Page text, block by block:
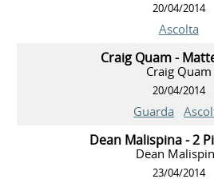
20/04/2014
Ascolta
Craig Quam -
Craig Quam
20/04/2014
Guarda
Dean Malispina - 2
Dean
23/04/2014